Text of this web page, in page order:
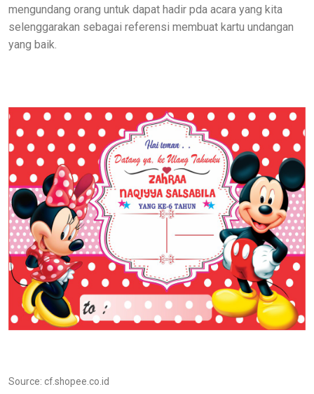
mengundang orang untuk dapat hadir pda acara yang kita
selenggarakan sebagai referensi membuat kartu undangan
yang baik.
Source: cf.shopee.co.id